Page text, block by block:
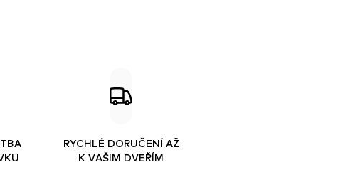
RYCHLÉ DORUČENÍ AŽ
K VAŠIM DVEŘÍM